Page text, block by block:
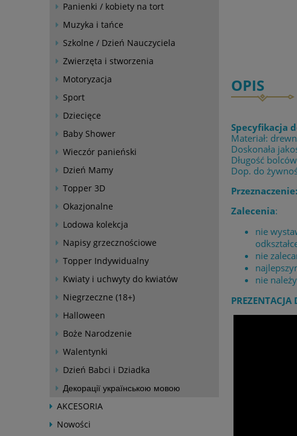
Panienki / kobiety na tort
Muzyka i tańce
Szkolne / Dzień Nauczyciela
Zwierzęta i stworzenia
Motoryzacja
Sport
Dziecięce
Baby Shower
Wieczór panieński
Dzień Mamy
Topper 3D
Okazjonalne
Lodowa kolekcja
Napisy grzecznościowe
Topper Indywidualny
Kwiaty i uchwyty do kwiatów
Niegrzeczne (18+)
Halloween
Boże Narodzenie
Walentynki
Dzień Babci i Dziadka
Декорації українською мовою
AKCESORIA
Nowości
OPIS
Specyfikacja
Materiał:
Doskonała
Długość
Dop. do
Przeznaczenie:
Zalecenia:
nie
nie
nie